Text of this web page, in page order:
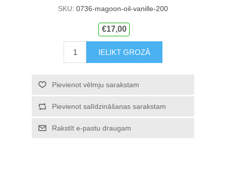
SKU: 0736-magoon-oil-vanille-200
€17,00
IELIKT GROZĀ
Pievienot vēlmju sarakstam
Pievienot salīdzināšanas sarakstam
Rakstīt e-pastu draugam